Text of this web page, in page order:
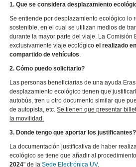
1. Que se considera desplazamiento
Se entiende por desplazamiento ecológico lo
sostenible, en el cual se utilizan medios de
durante la mayor parte del viaje. La Comisión
exclusivamente viaje ecológicoel realizado
compartido de vehículos
2. Cómo puedo solicitarlo?
Las personas beneficiarias de una ayuda
desplazamiento ecológico tienen que
autobús, tren u otro documento similar que
de autopista, etc.Se tienen que presentar
la movilidad.
3. Donde tengo que aportar los justificantes?
La documentación justificativa de haber
ecológico se tiene que añadir al procedimiento
2024" de laSede Electrónica UV.